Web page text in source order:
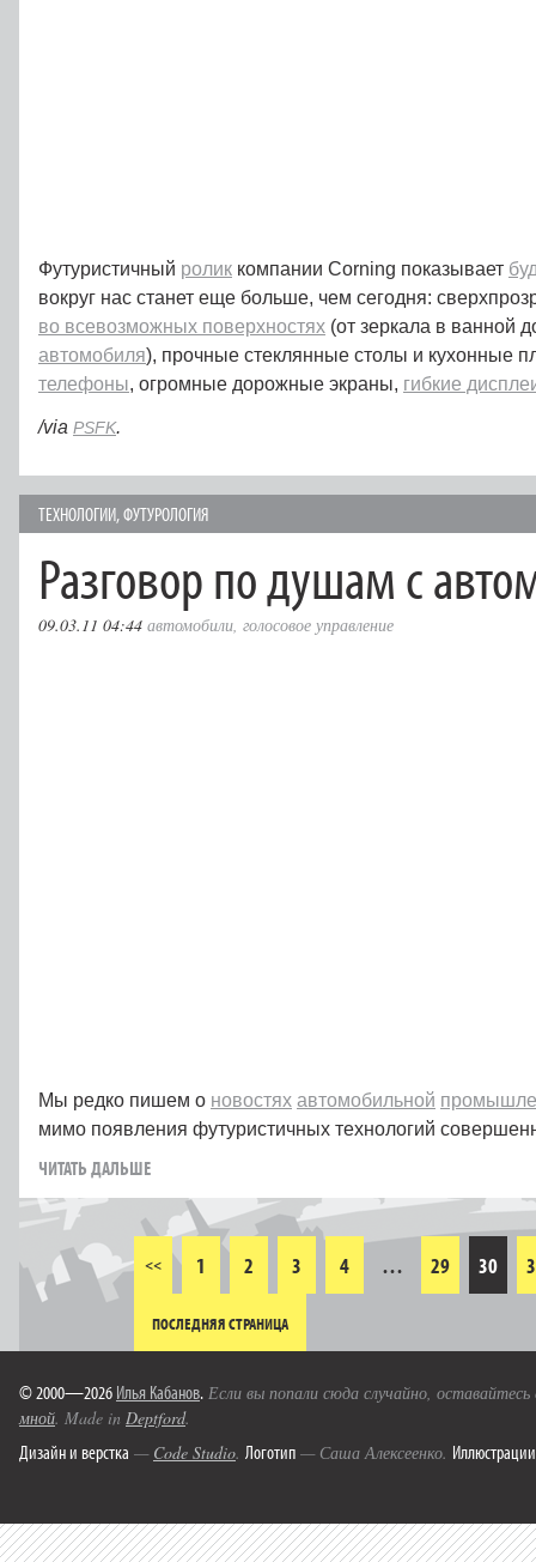
Футуристичный ролик компании Corning показывает
вокруг нас станет еще больше, чем сегодня:
во всевозможных поверхностях (от зеркала в ванной
автомобиля), прочные стеклянные столы и кухонные
телефоны, огромные дорожные экраны, гибкие
/via PSFK.
ТЕХНОЛОГИИ,ФУТУРОЛОГИЯ
Разговор по душам с
09.03.11 04:44 автомобили, голосовое управление
Мы редко пишем о новостях автомобильной
мимо появления футуристичных технологий
ЧИТАТЬ ДАЛЬШЕ
<< 1 2 3 4 … 29 30
ПОСЛЕДНЯЯ СТРАНИЦА
© 2000—2026 Илья Кабанов. Если вы попали сюда случайно,
мной. Made in Deptford.
Дизайн и верстка — Code Studio. Логотип — Саша Алексеенко. Иллюстрации